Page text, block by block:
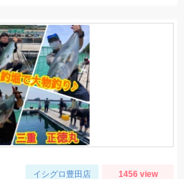
イシグロ豊田店 1456 view